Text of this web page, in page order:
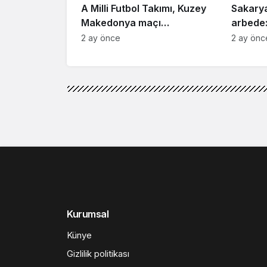
A Milli Futbol Takımı, Kuzey
Makedonya maçı
hazırlıklarını tamamladı
2 ay önce 2 ay
Doğanın
Doğanın kalbi
2